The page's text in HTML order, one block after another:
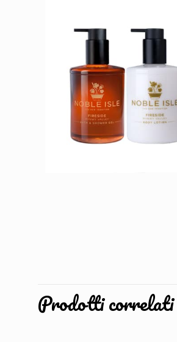
Prodotti correlati